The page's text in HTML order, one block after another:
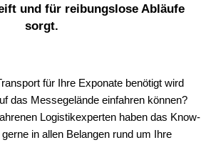
und für reibungslose Abläufe
sorgt.
für Ihre Exponate benötigt wird
das Messegelände einfahren können?
Logistikexperten haben das Know-
in allen Belangen rund um Ihre